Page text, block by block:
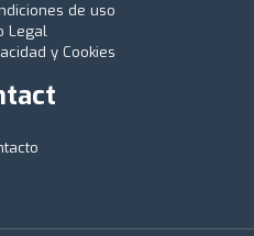
de uso
Legal
y Cookies